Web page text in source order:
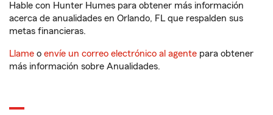
Hable con Hunter Humes para obtener más información
acerca de anualidades en Orlando, FL que respalden sus
metas financieras.
Llame o envíe un correo electrónico al agente para obtener
más información sobre Anualidades.